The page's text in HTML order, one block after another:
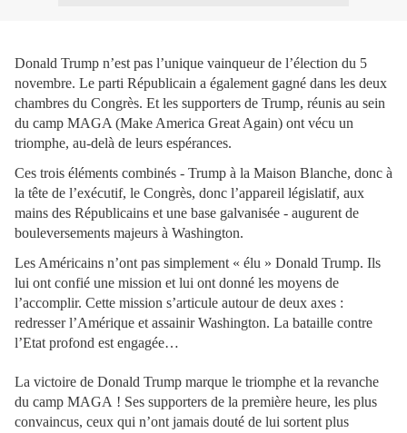
Donald Trump n’est pas l’unique vainqueur de l’élection du 5
novembre. Le parti Républicain a également gagné dans les deux
chambres du Congrès. Et les supporters de Trump, réunis au sein
du camp MAGA (Make America Great Again) ont vécu un
triomphe, au-delà de leurs espérances.
Ces trois éléments combinés - Trump à la Maison Blanche, donc à
la tête de l’exécutif, le Congrès, donc l’appareil législatif, aux
mains des Républicains et une base galvanisée - augurent de
bouleversements majeurs à Washington.
Les Américains n’ont pas simplement « élu » Donald Trump. Ils
lui ont confié une mission et lui ont donné les moyens de
l’accomplir. Cette mission s’articule autour de deux axes :
redresser l’Amérique et assainir Washington. La bataille contre
l’Etat profond est engagée…
La victoire de Donald Trump marque le triomphe et la revanche
du camp MAGA ! Ses supporters de la première heure, les plus
convaincus, ceux qui n’ont jamais douté de lui sortent plus